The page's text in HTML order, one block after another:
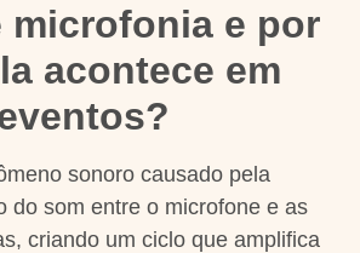
microfonia e por
acontece em
sonoro causado pela
do som entre o microfone e as
criando um ciclo que amplifica